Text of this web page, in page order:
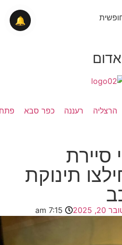
הרצליה רעננה כפר סבא
תינוקת
2025
7:15 am
🔔